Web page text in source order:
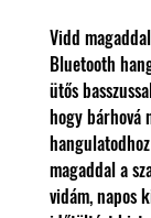
Vidd
Bluetooth
ütős
hogy bárhová
magaddal a
vidám, napos